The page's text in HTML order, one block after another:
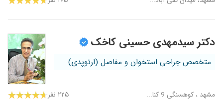
دکتر سیدمهدی حسینی کاخک
متخصص جراحی استخوان و مفاصل (ارتوپدی)
مشهد ، کوهسنگی 9 کنا... ۲۲۵ نفر